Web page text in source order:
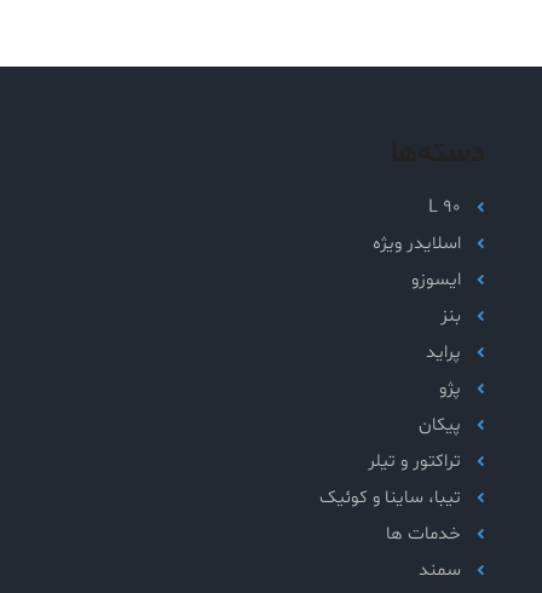
L 90
اسلایدر ویژه
ایسوزو
بنز
پراید
پژو
پیکان
تراکتور و تیلر
تیبا، ساینا و کوئیک
خدمات ها
سمند